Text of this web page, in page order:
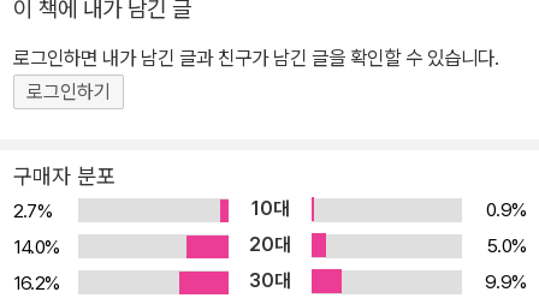
각과 감성을 자극하는 역할을 하는데 충분하다고 한다. 따라서 물건
을 어떤 색으로 포장하느냐는 결정하는 것은 그 물건이 '호감이 가는
물건이 될 것인가 아닌가'를 결정하는 중요한 과정이라고 할 수 있다.
- 컬러가 제품을 판다 색채심리학자인 파버 비레은 "모든 색채는 그
격, 음식 맛까지 좌우한다"고 주장했다. 빨간색을 간판을 보면 군침이
돈다. 파란 색을 보면 삼성의 파란 로고가 생각난다. 검정색 물건은 웬
만하면 피하고 싶다. 이러한 것은 모두 색이 가지고 있는 고유 이미지
가 사람들의 인지 능력에 영향을 주기 때문에 나타나는 결과 인다. 이
이 책에 내가 남긴 글
로그인하면 내가 남긴 글과 친구가 남긴 글을 확인할 수 있습니다.
로그인하기
구매자 분포
2.7% 10대
0.9%
14.0%
20대
5.0%
16.2%
30대
9.9%